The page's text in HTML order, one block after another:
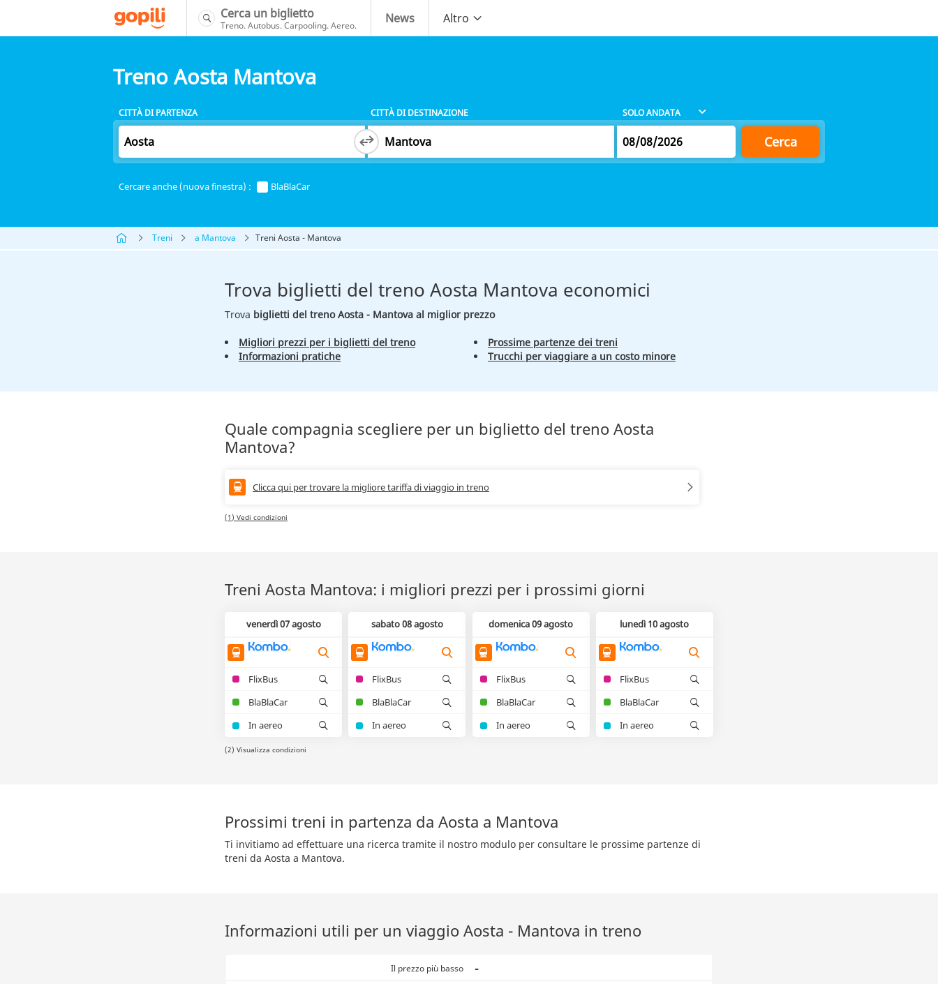
Cerca un biglietto
Treno. Autobus. Carpooling. Aereo. News Altro
Treno Aosta Mantova
CITTÀ DI PARTENZA CITTÀ DI DESTINAZIONE
Cerca
Cercare anche (nuova finestra) : BlaBlaCar
Treni a Mantova Treni Aosta - Mantova
Trova biglietti del treno Aosta Mantova economici
Trova biglietti del treno Aosta - Mantova al miglior prezzo
Migliori prezzi per i biglietti del treno
Informazioni pratiche
Prossime partenze dei treni
Trucchi per viaggiare a un costo minore
Quale compagnia scegliere per un biglietto del treno Aosta
Mantova?
Clicca qui per trovare la migliore tariffa di viaggio in treno
(1) Vedi condizioni
Treni Aosta Mantova: i migliori prezzi per i prossimi giorni
venerdì 07 agosto
FlixBus
BlaBlaCar
In aereo
sabato 08 agosto
FlixBus
BlaBlaCar
In aereo
domenica 09 agosto
FlixBus
BlaBlaCar
In aereo
lunedì 10 agosto
FlixBus
BlaBlaCar
In aereo
(2) Visualizza condizioni
Prossimi treni in partenza da Aosta a Mantova
Ti invitiamo ad effettuare una ricerca tramite il nostro modulo per consultare le prossime partenze di
treni da Aosta a Mantova.
Informazioni utili per un viaggio Aosta - Mantova in treno
Il prezzo più basso -